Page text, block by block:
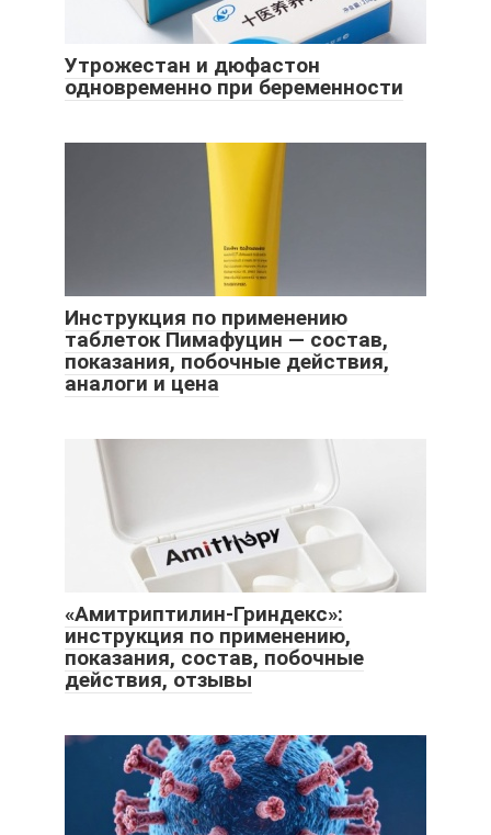
Утрожестан и дюфастон
одновременно при беременности
Инструкция по применению
таблеток Пимафуцин — состав,
показания, побочные действия,
аналоги и цена
«Амитриптилин-Гриндекс»:
инструкция по применению,
показания, состав, побочные
действия, отзывы